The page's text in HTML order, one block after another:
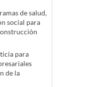
de salud,
social para
para
de la